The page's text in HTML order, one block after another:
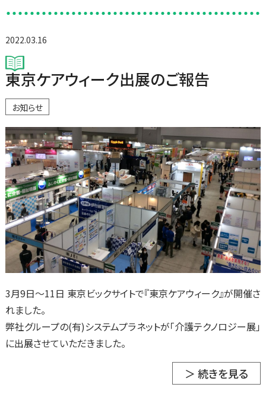
2022.03.16
東京ケアウィーク出展のご報告
お知らせ
3月9日～11日 東京ビックサイトで『東京ケアウィーク』が開催さ
れました。
弊社グループの(有)システムプラネットが「介護テクノロジー展」
に出展させていただきました。
＞ 続きを見る